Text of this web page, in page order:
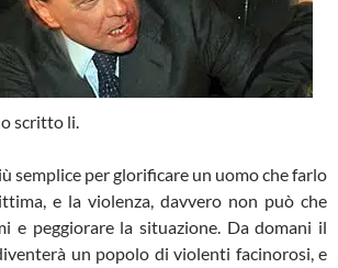
scritto li.
semplice per glorificare un uomo che farlo
e la violenza, davvero non può che
e peggiorare la situazione. Da domani il
un popolo di violenti facinorosi, e